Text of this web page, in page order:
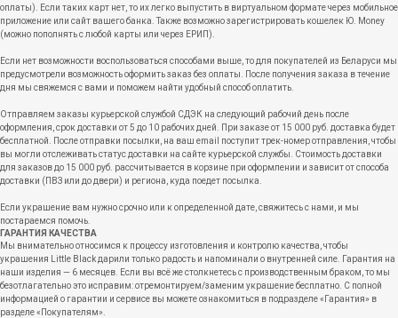
оплаты). Если таких карт нет, то их легко выпустить в виртуальном формате через мобильное
приложение или сайт вашего банка. Также возможно зарегистрировать кошелек Ю. Money
(можно пополнять с любой карты или через ЕРИП).
Если нет возможности воспользоваться способами выше, то для покупателей из Беларуси мы
предусмотрели возможность оформить заказ без оплаты. После получения заказа в течение
дня мы свяжемся с вами и поможем найти удобный способ оплатить.
Отправляем заказы курьерской службой СДЭК на следующий рабочий день после
оформления, срок доставки от 5 до 10 рабочих дней. При заказе от 15 000 руб. доставка будет
бесплатной. После отправки посылки, на ваш email поступит трек-номер отправления, чтобы
вы могли отслеживать статус доставки на сайте курьерской службы. Стоимость доставки
для заказов до 15 000 руб. рассчитывается в корзине при оформлении и зависит от способа
доставки (ПВЗ или до двери) и региона, куда поедет посылка.
Если украшение вам нужно срочно или к определенной дате, свяжитесь с нами, и мы
постараемся помочь.
ГАРАНТИЯ КАЧЕСТВА
Мы внимательно относимся к процессу изготовления и контролю качества, чтобы
украшения Little Black дарили только радость и напоминали о внутренней силе. Гарантия на
наши изделия — 6 месяцев. Если вы всё же столкнетесь с производственным браком, то мы
безотлагательно это исправим: отремонтируем/заменим украшение бесплатно. С полной
информацией о гарантии и сервисе вы можете ознакомиться в подразделе «Гарантия» в
разделе «Покупателям».